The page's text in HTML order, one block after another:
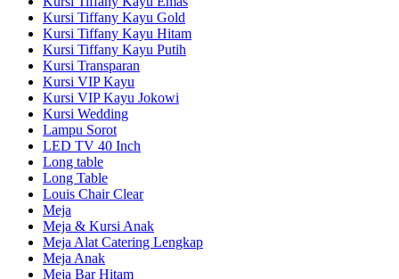
Kursi Tiffany Kayu Gold
Kursi Tiffany Kayu Hitam
Kursi Tiffany Kayu Putih
Kursi Transparan
Kursi VIP Kayu
Kursi VIP Kayu Jokowi
Kursi Wedding
Lampu Sorot
LED TV 40 Inch
Long table
Long Table
Louis Chair Clear
Meja
Meja & Kursi Anak
Meja Alat Catering Lengkap
Meja Anak
Meja Bar Hitam